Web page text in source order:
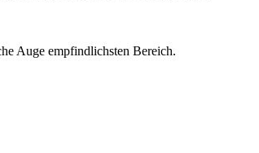
Auge empfindlichsten Bereich.